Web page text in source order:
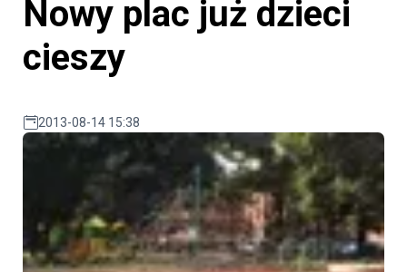
Nowy plac już dzieci
cieszy
2013-08-14 15:38